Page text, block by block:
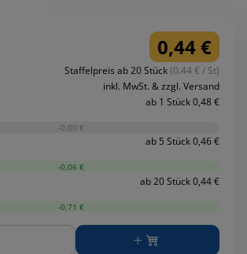
0,44 €
Staffelpreis ab 20 Stück(0.44 € / St)
inkl. MwSt. & zzgl. Versand
ab 1 Stück 0,48 €
-0,00 €
ab 5 Stück 0,46 €
-0,06 €
ab 20 Stück 0,44 €
-0,71 €